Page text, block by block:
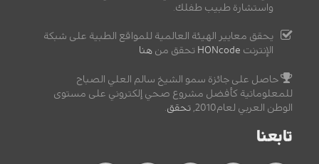
واستشارة طبيب طفلك.
يحقق معايير الهيئة العالمية للمواقع الطبية على شبكة
الإنترنت HONcode تحقق من هنا
حاصل على جائزة سمو الشيخ سالم العلي الصباح
للمعلوماتية كأفضل مشروع صحي إلكتروني على مستوى
الوطن العربي لعام2010,
تحقق.
تابعنا